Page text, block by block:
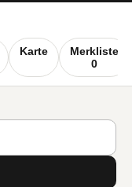
Karte
Merkliste
0